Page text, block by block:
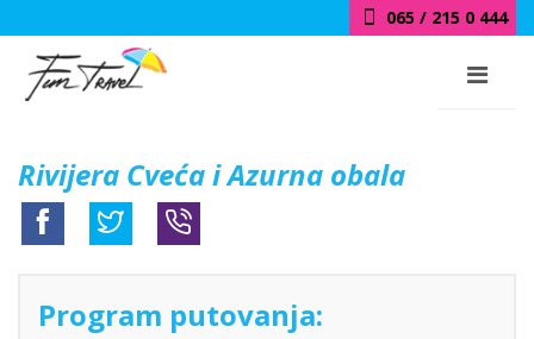
065 / 215 0 444
Rivijera Cveća i Azurna obala
Program putovanja: